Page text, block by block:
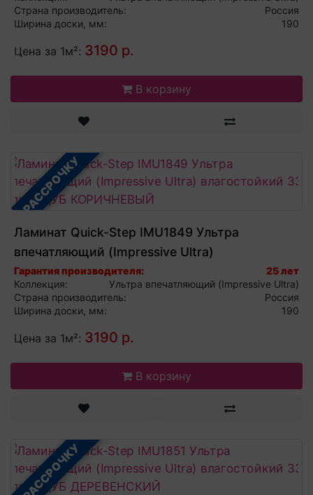
Страна производитель:
Россия
Ширина доски, мм:
190
Цена за 1м²: 3190 р.
В корзину
В РАССРОЧКУ
Ламинат Quick-Step IMU1849 Ультра
впечатляющий (Impressive Ultra)
влагостойкий 33 класс ДУБ КОРИЧНЕВЫЙ
Гарантия производителя:
25 лет
Коллекция:
Ультра впечатляющий (Impressive Ultra)
Страна производитель:
Россия
Ширина доски, мм:
190
Цена за 1м²: 3190 р.
В корзину
В РАССРОЧКУ